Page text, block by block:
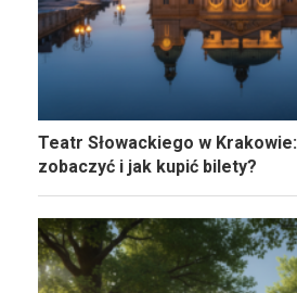
Teatr Słowackiego w
zobaczyć i jak kupić bilety?